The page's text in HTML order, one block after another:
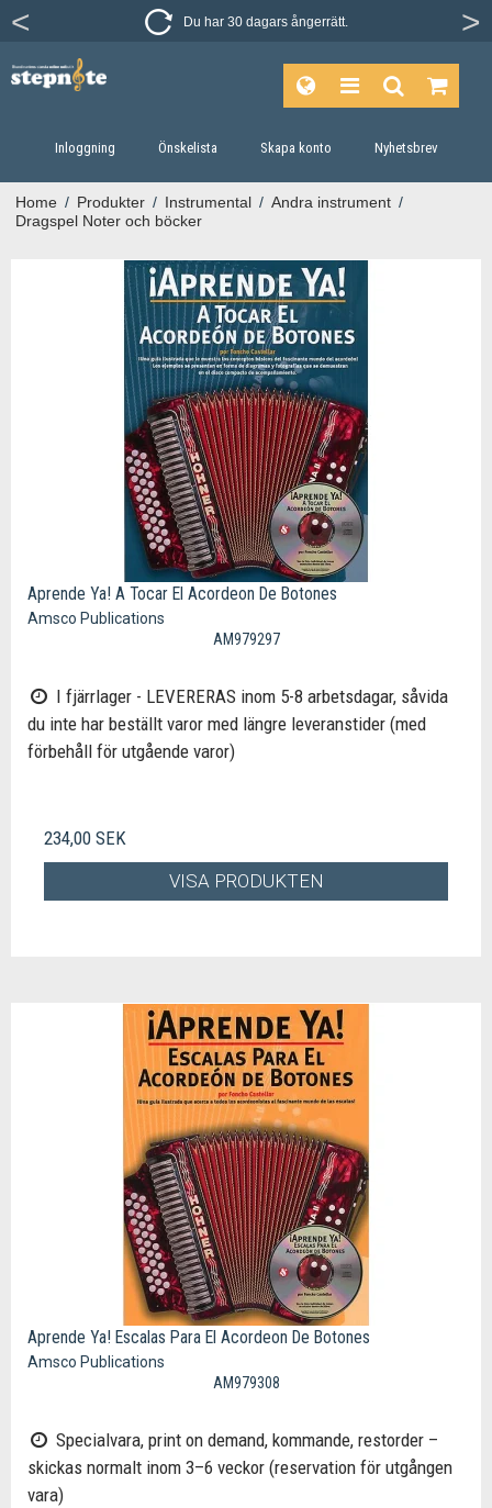
Du har 30 dagars ångerrätt.
Inloggning Önskelista Skapa konto Nyhetsbrev
Home / Produkter / Instrumental / Andra instrument /
Dragspel Noter och böcker
Aprende Ya! A Tocar El Acordeon De Botones
Amsco Publications
AM979297
I fjärrlager - LEVERERAS inom 5-8 arbetsdagar, såvida
du inte har beställt varor med längre leveranstider (med
förbehåll för utgående varor)
234,00 SEK
VISA PRODUKTEN
Aprende Ya! Escalas Para El Acordeon De Botones
Amsco Publications
AM979308
Specialvara, print on demand, kommande, restorder –
skickas normalt inom 3–6 veckor (reservation för utgången
vara)